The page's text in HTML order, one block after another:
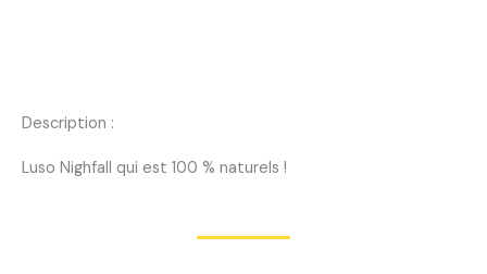
Description :
Luso Nighfall qui est 100 % naturels !